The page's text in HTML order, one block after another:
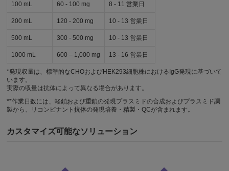
100 mL 60 - 100 mg 8 - 11 営業日
200 mL 120 - 200 mg 10 - 13 営業日
500 mL 300 - 500 mg 10 - 13 営業日
1000 mL 600 – 1,000 mg 13 - 16 営業日
*発現収量は、標準的なCHOおよびHEK293細胞株におけるIgG発現に基づいて
います。
実際の収量は抗体によって異なる場合があります。
**作業日数には、軽鎖および重鎖の発現プラスミドの合成およびプラスミド調
製から、リコンビナント抗体の発現培養・精製・QCが含まれます。
カスタマイズ可能なソリューション